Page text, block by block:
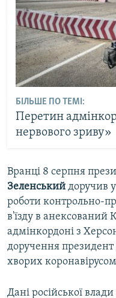
БІЛЬШЕ ПО ТЕМІ:
Перетин
нервового зриву»
Вранці 8 серпня
Зеленський доручив
роботи контрольно-
в'їзду в анексований
адмінкордоні з
доручення президент
хворих
Дані російської